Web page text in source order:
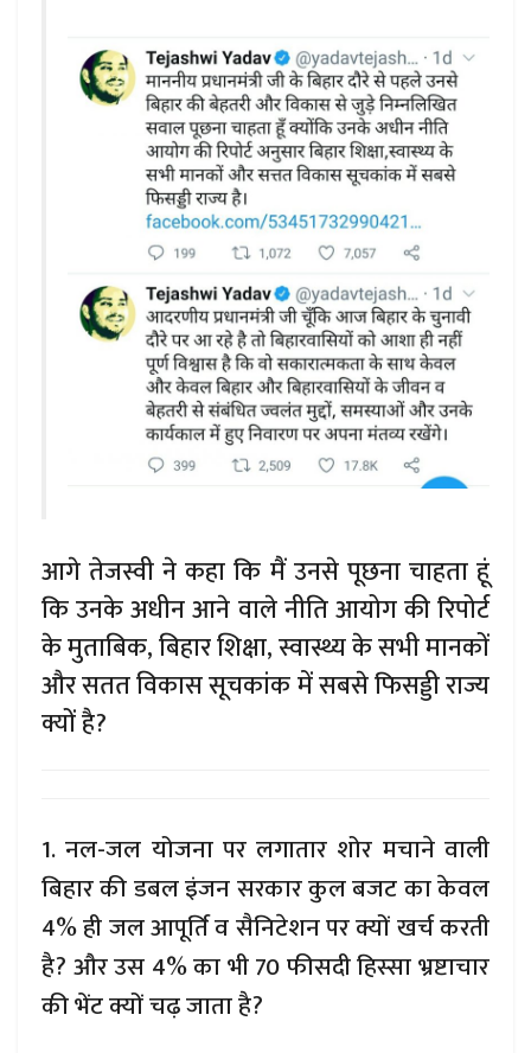
आगे तेजस्वी ने कहा कि मैं उनसे पूछना चाहता हूं
कि उनके अधीन आने वाले नीति आयोग की रिपोर्ट
के मुताबिक, बिहार शिक्षा, स्वास्थ्य के सभी मानकों
और सतत विकास सूचकांक में सबसे फिसड्डी राज्य
क्यों है?
1. नल-जल योजना पर लगातार शोर मचाने वाली
बिहार की डबल इंजन सरकार कुल बजट का केवल
4% ही जल आपूर्ति व सैनिटेशन पर क्यों खर्च करती
है? और उस 4% का भी 70 फीसदी हिस्सा भ्रष्टाचार
की भेंट क्यों चढ़ जाता है?